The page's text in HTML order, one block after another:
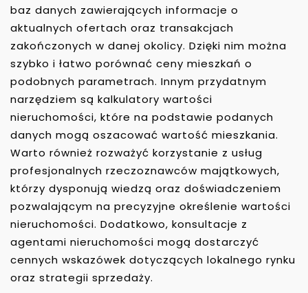
baz danych zawierających informacje o
aktualnych ofertach oraz transakcjach
zakończonych w danej okolicy. Dzięki nim można
szybko i łatwo porównać ceny mieszkań o
podobnych parametrach. Innym przydatnym
narzędziem są kalkulatory wartości
nieruchomości, które na podstawie podanych
danych mogą oszacować wartość mieszkania.
Warto również rozważyć korzystanie z usług
profesjonalnych rzeczoznawców majątkowych,
którzy dysponują wiedzą oraz doświadczeniem
pozwalającym na precyzyjne określenie wartości
nieruchomości. Dodatkowo, konsultacje z
agentami nieruchomości mogą dostarczyć
cennych wskazówek dotyczących lokalnego rynku
oraz strategii sprzedaży.